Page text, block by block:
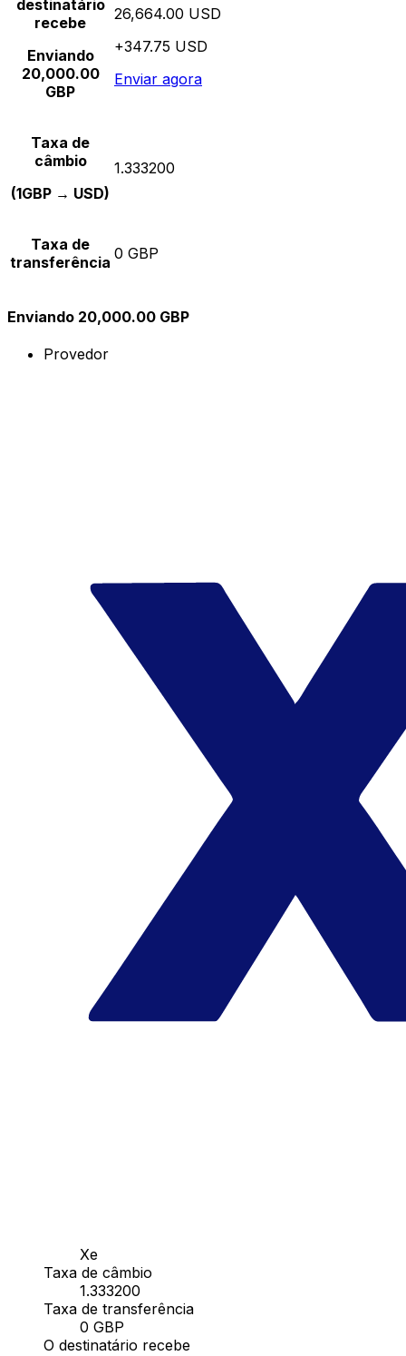
destinatário
recebe
Enviando
20,000.00
GBP
26,664.00 USD
+347.75 USD
Enviar agora
Taxa de
câmbio
(1GBP → USD)
1.333200
Taxa de
transferência 0 GBP
Enviando 20,000.00 GBP
Provedor
Xe
Taxa de câmbio
1.333200
Taxa de transferência
0 GBP
O destinatário recebe